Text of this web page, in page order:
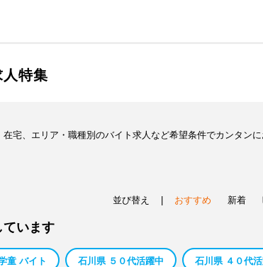
特集
宅、エリア・職種別のバイト求人など希望条件でカンタン
並び替え おすすめ 新着
ています
童 バイト 石川県 ５０代活躍中 石川県 ４０代